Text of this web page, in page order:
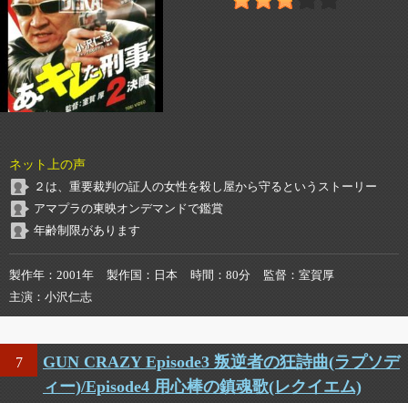
ネット上の声
２は、重要裁判の証人の女性を殺し屋から守るというストーリー
アマプラの東映オンデマンドで鑑賞
年齢制限があります
製作年 2001年 製作国 日本 時間 80分 監督
室賀厚
主演
小沢仁志
7
GUN CRAZY Episode3 叛逆者の狂詩曲(ラプソデ
ィー)/Episode4 用心棒の鎮魂歌(レクイエム)